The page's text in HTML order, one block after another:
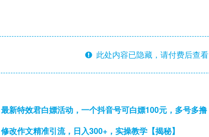
此处内容已隐藏，请付费后查看
最新特效君白嫖活动，一个抖音号可白嫖100元，多号多撸
改作文精准引流，日入300+，实操教学【揭秘】